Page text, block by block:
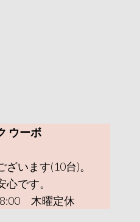
ウーボ
います(10台)。
です。
木曜定休